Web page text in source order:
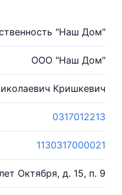
"Наш Дом"
ООО "Наш Дом"
Кришкевич
0317012213
1130317000021
Октября, д. 15, п. 9